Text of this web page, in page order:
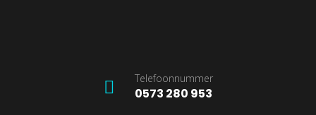
Telefoonnummer
0573 280 953